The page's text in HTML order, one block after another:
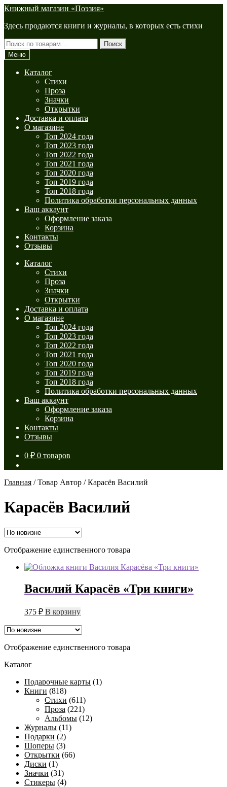
Перейти
навигации
Перейти
содержимому
Книжный магазин «Поэзия»
Здесь продаются книги и журналы, в которых есть стихи
Искать:
Поиск
Меню
Каталог
Стихи
Проза
Значки
Открытки
Доставка и оплата
О магазине
Топ 2024 года
Топ 2023 года
Топ 2022 года
Топ 2021 года
Топ 2020 года
Топ 2019 года
Топ 2018 года
Политика обработки персональных данных
Ваш аккаунт
Оформление заказа
Корзина
Контакты
Отзывы
Каталог
Стихи
Проза
Значки
Открытки
Доставка и оплата
О магазине
Топ 2024 года
Топ 2023 года
Топ 2022 года
Топ 2021 года
Топ 2020 года
Топ 2019 года
Топ 2018 года
Политика обработки персональных данных
Ваш аккаунт
Оформление заказа
Корзина
Контакты
Отзывы
0 ₽ 0 товаров
Главная /Товар Автор /Карасёв Василий
Карасёв Василий
Отображение единственного товара
Василий Карасёв «Три книги»
375 ₽ В корзину
Отображение единственного товара
Каталог
Подарочные карты (1)
Книги (818)
Стихи (611)
Проза (221)
Альбомы (12)
Журналы (11)
Подарки (2)
Шоперы (3)
Открытки (66)
Диски (1)
Значки (31)
Стикеры (4)